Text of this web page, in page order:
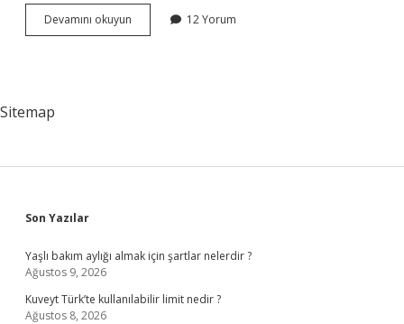
Devamını okuyun
Faydalı
12 Yorum
Sitemap
Sidebar
Son Yazılar
Yaşlı bakım aylığı almak için şartlar nelerdir ?
Ağustos 9, 2026
Kuveyt Türk’te kullanılabilir limit nedir ?
Ağustos 8, 2026